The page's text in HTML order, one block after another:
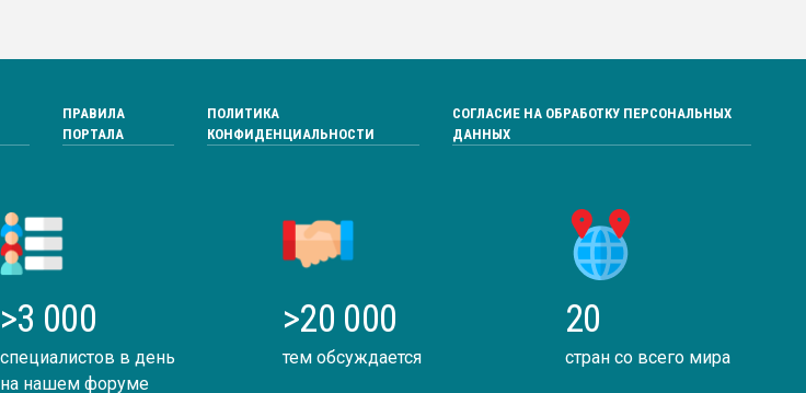
ПРАВИЛА
ПОРТАЛА
ПОЛИТИКА
КОНФИДЕНЦИАЛЬНОСТИ
СОГЛАСИЕ НА ОБРАБОТКУ ПЕРСОНАЛЬНЫХ
ДАННЫХ
>3 000
специалистов в день
на нашем форуме
>20 000
тем обсуждается
20
стран со всего мира